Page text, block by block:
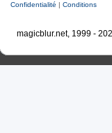
Confidentialité | Conditions
magicblur.net, 1999 -